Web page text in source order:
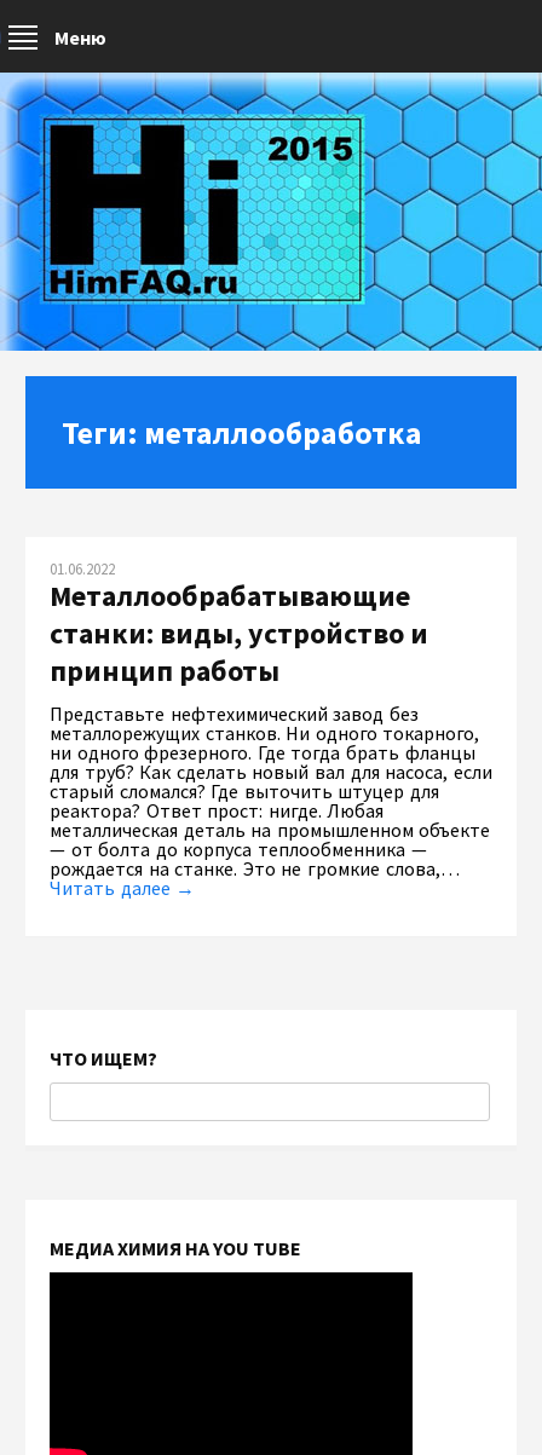
Меню
Теги: металлообработка
01.06.2022
Металлообрабатывающие
станки: виды, устройство и
принцип работы
Представьте нефтехимический завод без
металлорежущих станков. Ни одного токарного,
ни одного фрезерного. Где тогда брать фланцы
для труб? Как сделать новый вал для насоса, если
старый сломался? Где выточить штуцер для
реактора? Ответ прост: нигде. Любая
металлическая деталь на промышленном объекте
— от болта до корпуса теплообменника —
рождается на станке. Это не громкие слова,…
Читать далее →
ЧТО ИЩЕМ?
МЕДИА ХИМИЯ НА YOU TUBE